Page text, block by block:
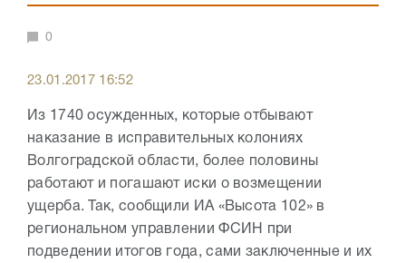
0
23.01.2017 16:52
Из 1740 осужденных, которые отбывают
наказание в исправительных колониях
Волгоградской области, более половины
работают и погашают иски о возмещении
ущерба. Так, сообщили ИА «Высота 102» в
региональном управлении ФСИН при
подведении итогов года, сами заключенные и их